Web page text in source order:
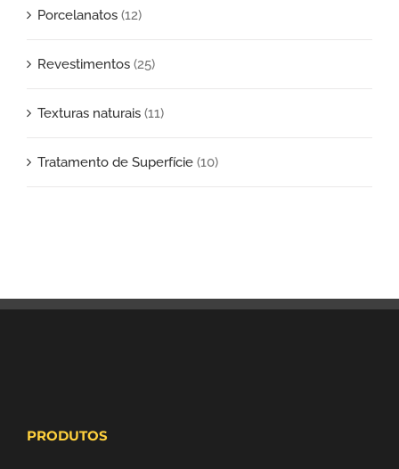
Porcelanatos (12)
Revestimentos (25)
Texturas naturais (11)
Tratamento de Superfície (10)
PRODUTOS